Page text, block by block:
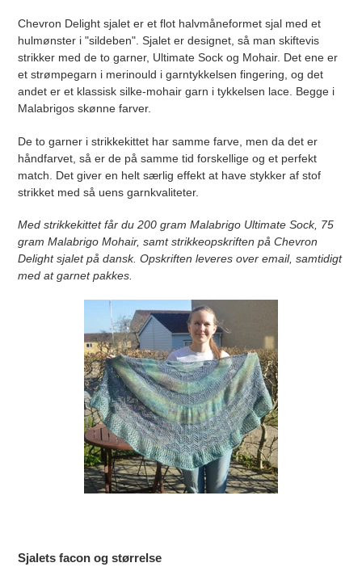
Chevron Delight sjalet er et flot halvmåneformet sjal med et
hulmønster i "sildeben". Sjalet er designet, så man skiftevis
strikker med de to garner, Ultimate Sock og Mohair. Det ene er
et strømpegarn i merinould i garntykkelsen fingering, og det
andet er et klassisk silke-mohair garn i tykkelsen lace. Begge i
Malabrigos skønne farver.
De to garner i strikkekittet har samme farve, men da det er
håndfarvet, så er de på samme tid forskellige og et perfekt
match. Det giver en helt særlig effekt at have stykker af stof
strikket med så uens garnkvaliteter.
Med strikkekittet får du 200 gram Malabrigo Ultimate Sock, 75
gram Malabrigo Mohair, samt strikkeopskriften på Chevron
Delight sjalet på dansk. Opskriften leveres over email, samtidigt
med at garnet pakkes.
Sjalets facon og størrelse